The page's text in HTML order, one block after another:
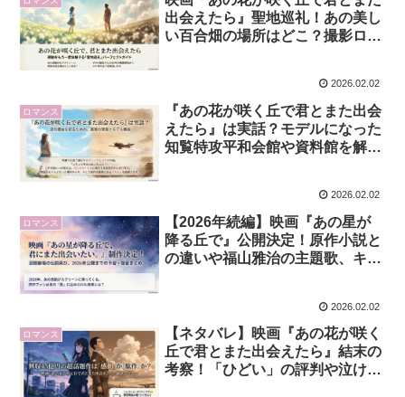
出会えたら』聖地巡礼！あの美し
い百合畑の場所はどこ？撮影ロケ
2026.02.02
ロマンス
『あの花が咲く丘で君とまた出会
えたら』は実話？モデルになった
知覧特攻平和会館や資料館を解
2026.02.02
ロマンス
【2026年続編】映画『あの星が
降る丘で』公開決定！原作小説と
の違いや福山雅治の主題歌、キャ
2026.02.02
ロマンス
【ネタバレ】映画『あの花が咲く
丘で君とまた出会えたら』結末の
考察！「ひどい」の評判や泣ける